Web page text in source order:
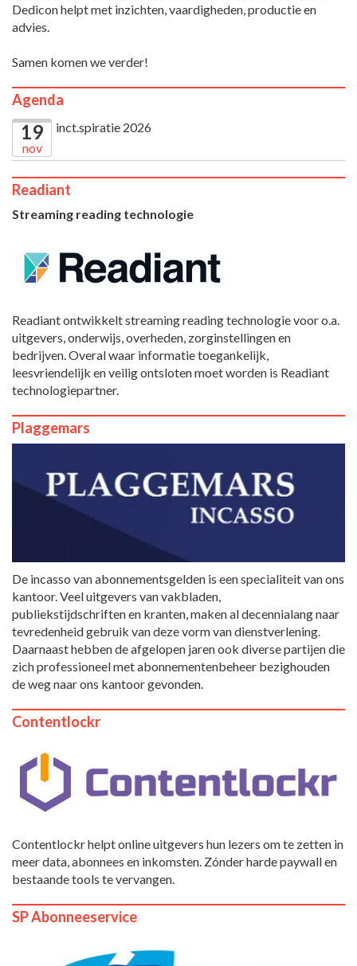
Dedicon helpt met inzichten, vaardigheden, productie en
advies.
Samen komen we verder!
Agenda
19
nov
inct.spiratie 2026
Readiant
Streaming reading technologie
Readiant ontwikkelt streaming reading technologie voor o.a.
uitgevers, onderwijs, overheden, zorginstellingen en
bedrijven. Overal waar informatie toegankelijk,
leesvriendelijk en veilig ontsloten moet worden is Readiant
technologiepartner.
Plaggemars
De incasso van abonnementsgelden is een specialiteit van ons
kantoor. Veel uitgevers van vakbladen,
publiekstijdschriften en kranten, maken al decennialang naar
tevredenheid gebruik van deze vorm van dienstverlening.
Daarnaast hebben de afgelopen jaren ook diverse partijen die
zich professioneel met abonnementenbeheer bezighouden
de weg naar ons kantoor gevonden.
Contentlockr
Contentlockr helpt online uitgevers hun lezers om te zetten in
meer data, abonnees en inkomsten. Zónder harde paywall en
bestaande tools te vervangen.
SP Abonneeservice